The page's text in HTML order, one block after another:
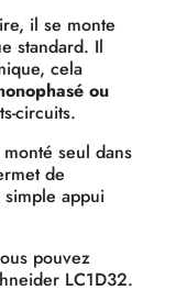
il se monte
standard. Il
cela
ou
circuits.
seul dans
de
appui
pouvez
LC1D32.